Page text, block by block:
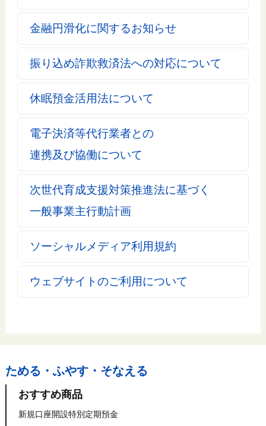
金融円滑化に関するお知らせ
振り込め詐欺救済法への対応について
休眠預金活用法について
電子決済等代行業者との
連携及び協働について
次世代育成支援対策推進法に基づく
一般事業主行動計画
ソーシャルメディア利用規約
ウェブサイトのご利用について
ためる・ふやす・そなえる
おすすめ商品
新規口座開設特別定期預金